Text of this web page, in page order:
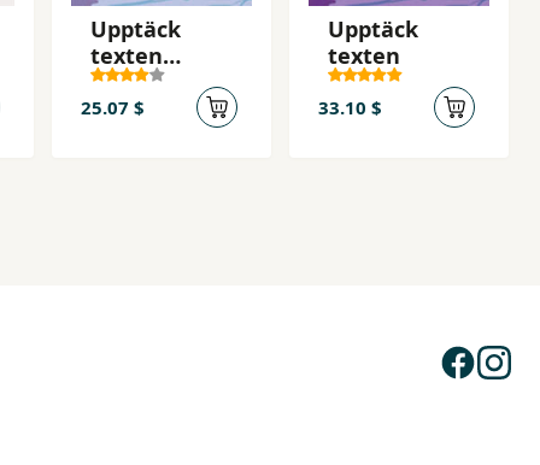
Upptäck
texten
Övningsbok
25.07 $
Upptäck
texten
33.10 $